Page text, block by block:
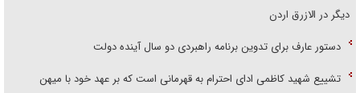
دیگر در الازرق اردن
دستور عارف برای تدوین برنامه راهبردی دو سال آینده دولت
تشییع شهید کاظمی ادای احترام به قهرمانی است که بر عهد خود با میهن